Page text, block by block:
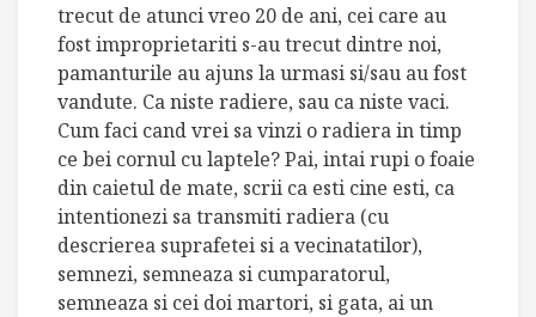
trecut de atunci vreo 20 de ani, cei care au
fost improprietariti s-au trecut dintre noi,
pamanturile au ajuns la urmasi si/sau au fost
vandute. Ca niste radiere, sau ca niste vaci.
Cum faci cand vrei sa vinzi o radiera in timp
ce bei cornul cu laptele? Pai, intai rupi o foaie
din caietul de mate, scrii ca esti cine esti, ca
intentionezi sa transmiti radiera (cu
descrierea suprafetei si a vecinatatilor),
semnezi, semneaza si cumparatorul,
semneaza si cei doi martori, si gata, ai un